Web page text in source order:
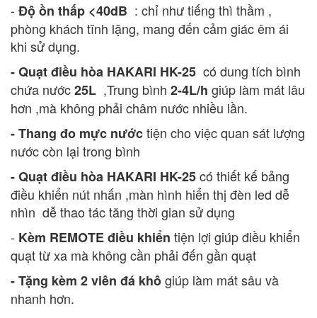
- Độ ồn thấp <40dB : chỉ như tiếng thì thầm ,
phòng khách tĩnh lặng, mang đến cảm giác êm ái
khi sử dụng.
- Quạt điều hòa HAKARI HK-25 có dung tích bình
chứa nước25L ,Trung bình 2-4L/h giúp làm mát lâu
hơn ,mà không phải châm nước nhiều lần.
- Thang đo mực nướctiện cho việc quan sát lượng
nước còn lại trong bình
- Quạt điều hòa HAKARI HK-25có thiết kế bảng
điều khiển nút nhấn ,màn hình hiển thị đèn led dễ
nhìn dễ thao tác tăng thời gian sử dụng
- Kèm REMOTE điều khiển tiện lợi giúp điều khiển
quạt từ xa mà không cần phải đến gần quạt
- Tặng kèm 2 viên đá khôgiúp làm mát sâu và
nhanh hơn.